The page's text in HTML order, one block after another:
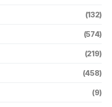
(132)
(574)
(219)
(458)
(9)